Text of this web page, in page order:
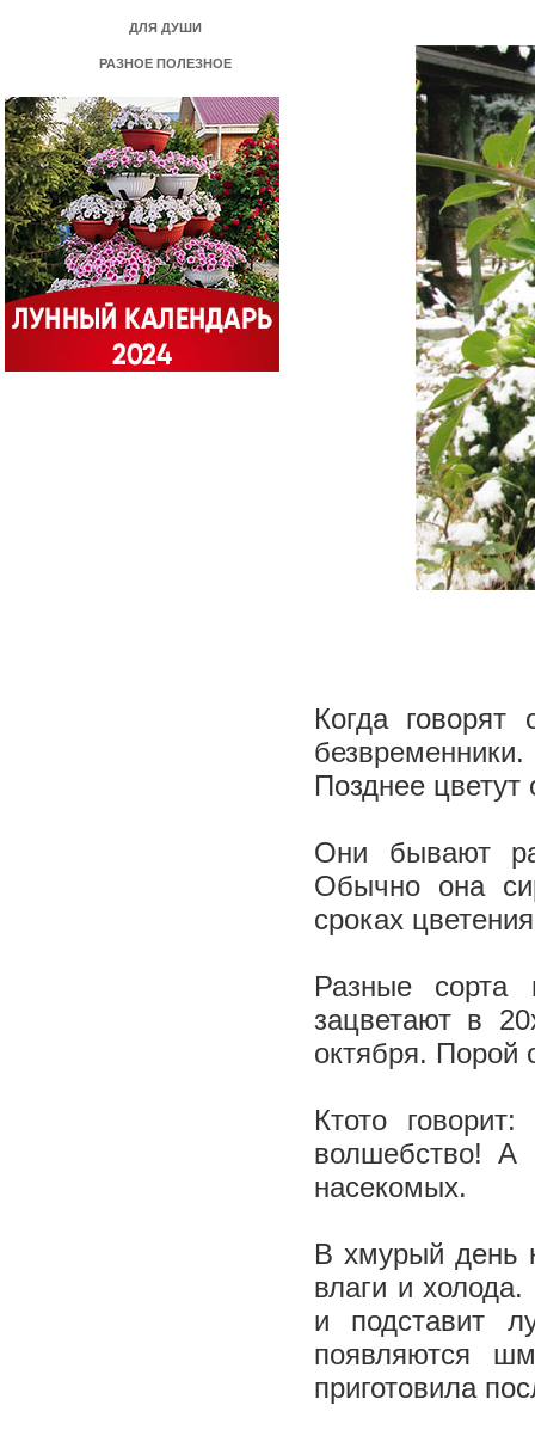
ДЛЯ ДУШИ
РАЗНОЕ ПОЛЕЗНОЕ
Когда
Позднее
Они бывают
Обычно она
сроках
Разные сорта
зацветают в
октября. Порой
Кто­то
волшебство! А
насекомых.
В хмурый день
влаги и
и подставит
появляются
приготовила